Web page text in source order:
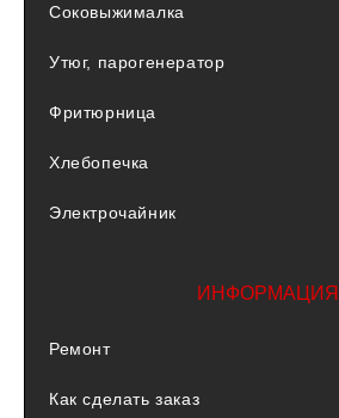
Соковыжималка
Утюг, парогенератор
Фритюрница
Хлебопечка
Электрочайник
ИНФОРМАЦИЯ
Ремонт
Как сделать заказ